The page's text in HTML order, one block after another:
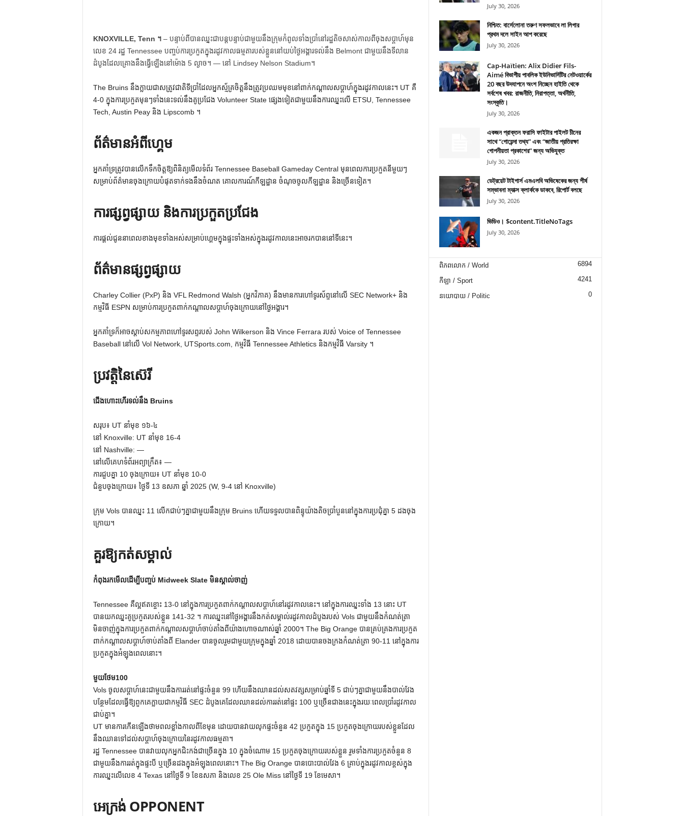
KNOXVILLE, Tenn ។– បន្ទាប់ពីបានឈ្នះជាបន្តបន្ទាប់ជាមួយនឹងក្រុមកំពូលទាំងប្រាំនៅរដ្ឋតិចសាស់កាលពីចុងសប្តាហ៍មុន
លេខ 24 រដ្ឋ Tennessee បញ្ចប់ការប្រកួតក្នុងរដូវកាលធម្មតារបស់ខ្លួននៅយប់ថ្ងៃអង្គារទល់នឹង Belmont ជាមួយនឹងទីលាន
ដំបូងដែលគ្រោងនឹងធ្វើឡើងនៅម៉ោង 5 ល្ងាច។ — នៅ Lindsey Nelson Stadium។
The Bruins នឹង​ក្លាយ​ជា​សត្រូវ​ជាតិ​ទី​ប្រាំ​ដែល​អ្នក​ស្ម័គ្រ​ចិត្ត​នឹង​ត្រូវ​ប្រឈម​មុខ​នៅ​ពាក់​កណ្តាល​សប្តាហ៍​ក្នុង​រដូវ​កាល​នេះ។ UT គឺ
4-0 ក្នុងការប្រកួតមុនៗទាំងនេះទល់នឹងគូប្រជែង Volunteer State ផ្សេងទៀតជាមួយនឹងការឈ្នះលើ ETSU, Tennessee
Tech, Austin Peay និង Lipscomb ។
ព័ត៌មានអំពីហ្គេម
អ្នកគាំទ្រត្រូវបានលើកទឹកចិត្តឱ្យពិនិត្យមើលទំព័រ Tennessee Baseball Gameday Central មុនពេលការប្រកួតនីមួយៗ
សម្រាប់ព័ត៌មានចុងក្រោយបំផុតទាក់ទងនឹងចំណត គោលការណ៍កីឡដ្ឋាន ចំណុចចូលកីឡដ្ឋាន និងច្រើនទៀត។
ការផ្សព្វផ្សាយ និងការប្រកួតប្រជែង
ការផ្តល់ជូននាពេលខាងមុខទាំងអស់សម្រាប់ហ្គេមក្នុងផ្ទះទាំងអស់ក្នុងរដូវកាលនេះអាចរកបាននៅទីនេះ។
ព័ត៌មានផ្សព្វផ្សាយ
Charley Collier (PxP) និង VFL Redmond Walsh (អ្នកវិភាគ) នឹងមានការហៅទូរស័ព្ទនៅលើ SEC Network+ និង
កម្មវិធី ESPN សម្រាប់ការប្រកួតពាក់កណ្តាលសប្តាហ៍ចុងក្រោយនៅថ្ងៃអង្គារ។
អ្នកគាំទ្រក៏អាចស្តាប់សកម្មភាពហៅទូរសព្ទរបស់ John Wilkerson និង Vince Ferrara របស់ Voice of Tennessee
Baseball នៅលើ Vol Network, UTSports.com, កម្មវិធី Tennessee Athletics និងកម្មវិធី Varsity ។
ប្រវត្តិនៃស៊េរី
ជើងហោះហើរទល់នឹង Bruins
សរុប៖ UT នាំមុខ ១៦-៤
នៅ Knoxville: UT នាំមុខ 16-4
នៅ Nashville: —
នៅលើគេហទំព័រអព្យាក្រឹត៖ —
ការជួបគ្នា 10 ចុងក្រោយ៖ UT នាំមុខ 10-0
ជំនួបចុងក្រោយ៖ ថ្ងៃទី 13 ឧសភា ឆ្នាំ 2025 (W, 9-4 នៅ Knoxville)
ក្រុម Vols បានឈ្នះ 11 លើកជាប់ៗគ្នាជាមួយនឹងក្រុម Bruins ហើយទទួលបានពិន្ទុយ៉ាងតិចប្រាំបួននៅក្នុងការប្រជុំគ្នា 5 ដងចុង
ក្រោយ។
គួរឱ្យកត់សម្គាល់
កំពុងរកមើលដើម្បីបញ្ចប់ Midweek Slate មិនស្គាល់ចាញ់
Tennessee គឺល្អឥតខ្ចោះ 13-0 នៅក្នុងការប្រកួតពាក់កណ្តាលសប្តាហ៍នៅរដូវកាលនេះ។ នៅក្នុងការឈ្នះទាំង 13 នោះ UT
បានយកឈ្នះគូប្រកួតរបស់ខ្លួន 141-32 ។ ការឈ្នះនៅថ្ងៃអង្គារនឹងកត់សម្គាល់រដូវកាលដំបូងរបស់ Vols ជាមួយនឹងកំណត់ត្រា
មិនចាញ់ក្នុងការប្រកួតពាក់កណ្តាលសប្តាហ៍ចាប់តាំងពីយ៉ាងហោចណាស់ឆ្នាំ 2000។ The Big Orange បានគ្រប់គ្រងការប្រកួត
ពាក់កណ្តាលសប្តាហ៍ចាប់តាំងពី Elander បានចូលរួមជាមួយក្រុមក្នុងឆ្នាំ 2018 ដោយបានចងក្រងកំណត់ត្រា 90-11 នៅក្នុងការ
ប្រកួតក្នុងអំឡុងពេលនោះ។
មួយថែម100
Vols ចូលសប្តាហ៍នេះជាមួយនឹងការរត់នៅផ្ទះចំនួន 99 ហើយនឹងឈានដល់សតវត្សសម្រាប់ឆ្នាំទី 5 ជាប់ៗគ្នាជាមួយនឹងបាល់វែង
បន្ថែមដែលធ្វើឱ្យពួកគេក្លាយជាកម្មវិធី SEC ដំបូងគេដែលឈានដល់ការរត់នៅផ្ទះ 100 ឬច្រើនជាងនេះក្នុងរយៈពេលប្រាំរដូវកាល
ជាប់គ្នា។
UT មានការកើនឡើងថាមពលខ្លាំងកាលពីខែមុន ដោយបានវាយលុកផ្ទះចំនួន 42 ប្រកួតក្នុង 15 ប្រកួតចុងក្រោយរបស់ខ្លួនដែល
នឹងឈានទៅដល់សប្តាហ៍ចុងក្រោយនៃរដូវកាលធម្មតា។
រដ្ឋ Tennessee បានវាយលុកអ្នកជិះកង់ជាច្រើនក្នុង 10 ក្នុងចំណោម 15 ប្រកួតចុងក្រោយរបស់ខ្លួន រួមទាំងការប្រកួតចំនួន 8
ជាមួយនឹងការរត់ក្នុងផ្ទះបី ឬច្រើនដងក្នុងអំឡុងពេលនោះ។ The Big Orange បានបោះបាល់វែង 6 គ្រាប់ក្នុងរដូវកាលខ្ពស់ក្នុង
ការឈ្នះលើលេខ 4 Texas នៅថ្ងៃទី 9 ខែឧសភា និងលេខ 25 Ole Miss នៅថ្ងៃទី 19 ខែមេសា។
អេក្រង់ OPPONENT
July 30, 2026
নিশ্চিত: বার্সেলোনা তরুণ সফলভাবে লা লিগার
প্রথম দলে সাইন আপ করেছে
July 30, 2026
Cap-Haïtien: Alix Didier Fils-
Aimé বিভাগীয় পাবলিক ইউনিভার্সিটির নেটওয়ার্কের
20 বছর উদযাপনে অংশ নিচ্ছেন হাইতি থেকে
সর্বশেষ খবর: রাজনীতি, নিরাপত্তা, অর্থনীতি,
সংস্কৃতি।
July 30, 2026
একজন প্রাক্তন ফরাসি ফাইটার পাইলট চীনের
সাথে “গোয়েন্দা তথ্য” এবং “জাতীয় প্রতিরক্ষা
গোপনীয়তা প্রকাশের” জন্য অভিযুক্ত
July 30, 2026
ডেট্রয়েট টাইগার্স এমএলবি অভিষেকের জন্য শীর্ষ
সম্ভাবনা ম্যাক্স ক্লার্ককে ডাকবে, রিপোর্ট বলছে
July 30, 2026
ভিডিও। $content.TitleNoTags
July 30, 2026
ពិភពលោក / World 6894
កីឡា / Sport 4241
នយោបាយ / Politic 0